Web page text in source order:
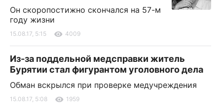
Он скоропостижно скончался на 57-м
году жизни
15.08.17, 5:15 4009
Из-за поддельной медсправки житель
Бурятии стал фигурантом уголовного дела
Обман вскрылся при проверке медучреждения
15.08.17, 5:08 1959